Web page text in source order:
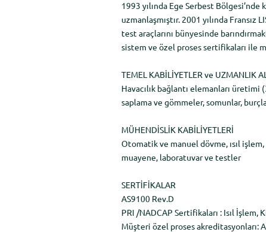
1993 yılında Ege Serbest
uzmanlaşmıştır. 2001 yılında Fransız
test araçlarını bünyesinde
sistem ve özel proses sertifikaları ile
TEMEL KABİLİYETLER ve UZMANLIK
Havacılık bağlantı elemanları
saplama ve gömmeler, somunlar,
MÜHENDİSLİK KABİLİYETLERİ
Otomatik ve manuel dövme, ısıl
muayene, laboratuvar ve testler
SERTİFİKALAR
AS9100 Rev.D
PRI /NADCAP Sertifikaları : Isıl İşlem,
Müşteri özel proses akreditasyonları: